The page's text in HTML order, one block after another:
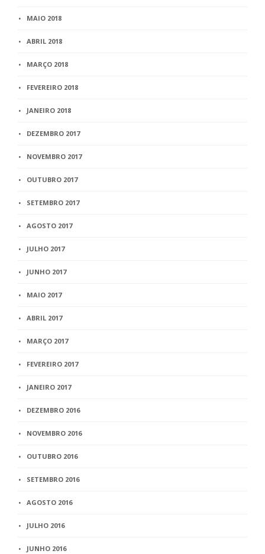
MAIO 2018
ABRIL 2018
MARÇO 2018
FEVEREIRO 2018
JANEIRO 2018
DEZEMBRO 2017
NOVEMBRO 2017
OUTUBRO 2017
SETEMBRO 2017
AGOSTO 2017
JULHO 2017
JUNHO 2017
MAIO 2017
ABRIL 2017
MARÇO 2017
FEVEREIRO 2017
JANEIRO 2017
DEZEMBRO 2016
NOVEMBRO 2016
OUTUBRO 2016
SETEMBRO 2016
AGOSTO 2016
JULHO 2016
JUNHO 2016